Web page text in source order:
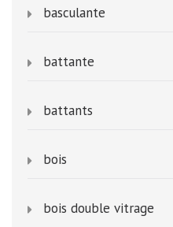
basculante
battante
battants
bois
bois double vitrage